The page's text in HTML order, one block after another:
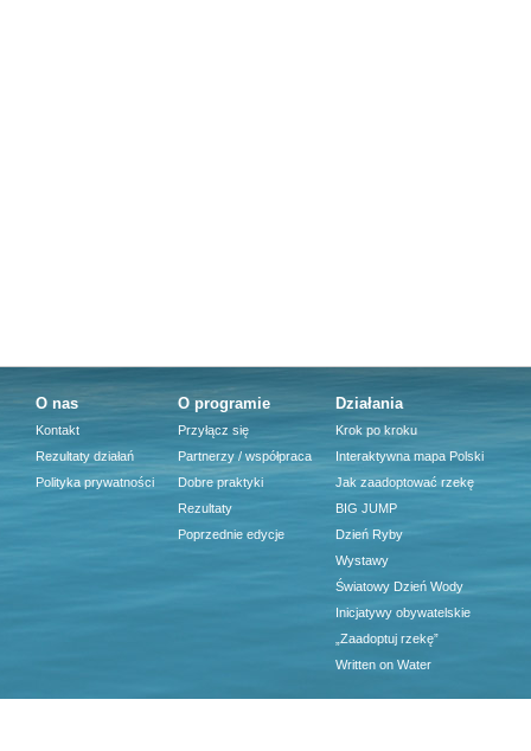
O nas
Kontakt
Rezultaty działań
Polityka prywatności
O programie
Przyłącz się
Partnerzy / współpraca
Dobre praktyki
Rezultaty
Poprzednie edycje
Działania
Krok po kroku
Interaktywna mapa Polski
Jak zaadoptować rzekę
BIG JUMP
Dzień Ryby
Wystawy
Światowy Dzień Wody
Inicjatywy obywatelskie
„Zaadoptuj rzekę”
Written on Water